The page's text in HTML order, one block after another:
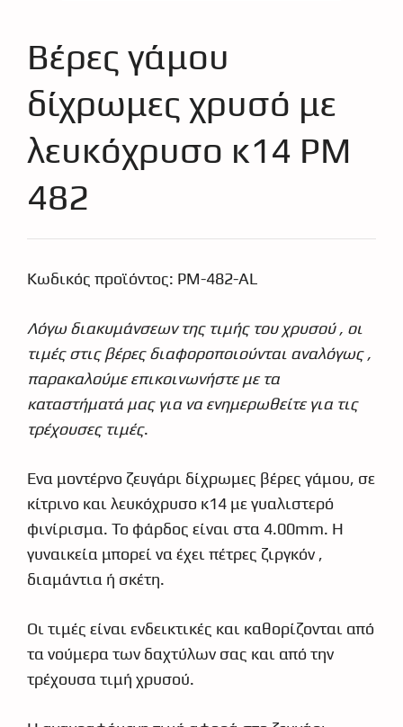
Βέρες γάμου
δίχρωμες χρυσό με
λευκόχρυσο κ14 PM
482
Κωδικός προϊόντος: PM-482-AL
Λόγω διακυμάνσεων της τιμής του χρυσού , οι
τιμές στις βέρες διαφοροποιούνται αναλόγως ,
παρακαλούμε επικοινωνήστε με τα
καταστήματά μας για να ενημερωθείτε για τις
τρέχουσες τιμές.
Ένα μοντέρνο ζευγάρι δίχρωμες βέρες γάμου, σε
κίτρινο και λευκόχρυσο κ14 με γυαλιστερό
φινίρισμα. Το φάρδος είναι στα 4.00mm. Η
γυναικεία μπορεί να έχει πέτρες ζιργκόν ,
διαμάντια ή σκέτη.
Οι τιμές είναι ενδεικτικές και καθορίζονται από
τα νούμερα των δαχτύλων σας και από την
τρέχουσα τιμή χρυσού.